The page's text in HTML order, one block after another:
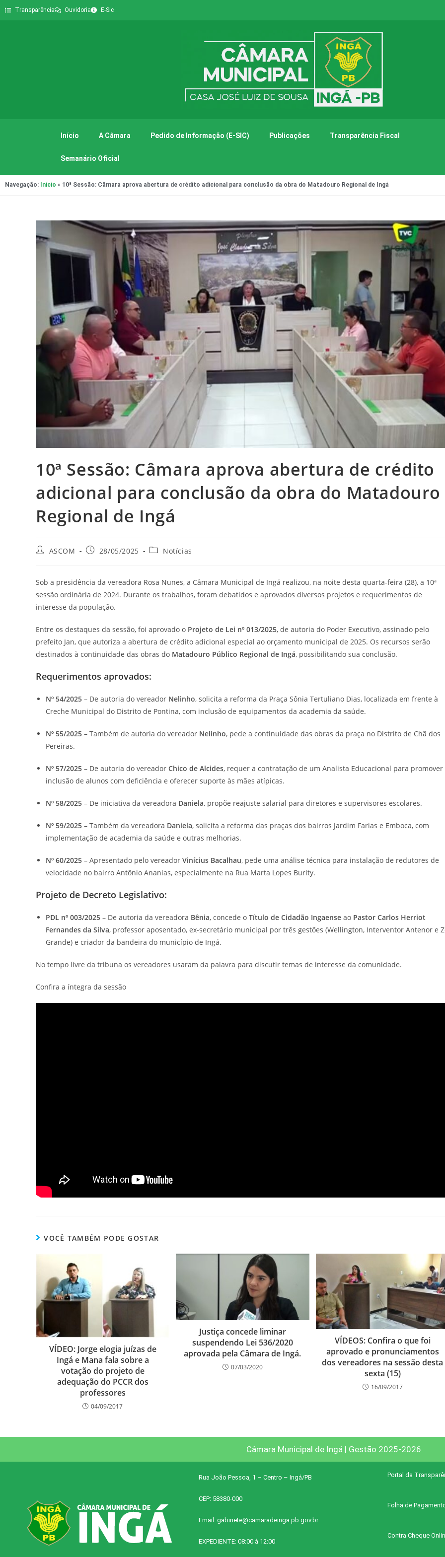
Transparência Ouvidoria E-Sic
Início A Câmara Pedido de Informação (E-SIC) Publicações Transparência Fiscal
Semanário Oficial
Navegação: Início » 10ª Sessão: Câmara aprova abertura de crédito adicional para conclusão da obra do Matadouro Regional de Ingá
10ª Sessão: Câmara aprova abertura de crédito
adicional para conclusão da obra do Matadouro
Regional de Ingá
ASCOM 28/05/2025 Notícias
Sob a presidência da vereadora Rosa Nunes, a Câmara Municipal de Ingá realizou, na noite desta quarta-feira (28), a 10ª
sessão ordinária de 2024. Durante os trabalhos, foram debatidos e aprovados diversos projetos e requerimentos de
interesse da população.
Entre os destaques da sessão, foi aprovado o Projeto de Lei nº 013/2025, de autoria do Poder Executivo, assinado pelo
prefeito Jan, que autoriza a abertura de crédito adicional especial ao orçamento municipal de 2025. Os recursos serão
destinados à continuidade das obras do Matadouro Público Regional de Ingá, possibilitando sua conclusão.
Requerimentos aprovados:
Nº 54/2025 – De autoria do vereador Nelinho, solicita a reforma da Praça Sônia Tertuliano Dias, localizada em frente à
Creche Municipal do Distrito de Pontina, com inclusão de equipamentos da academia da saúde.
Nº 55/2025 – Também de autoria do vereador Nelinho, pede a continuidade das obras da praça no Distrito de Chã dos
Pereiras.
Nº 57/2025 – De autoria do vereador Chico de Alcides, requer a contratação de um Analista Educacional para promover
inclusão de alunos com deficiência e oferecer suporte às mães atípicas.
Nº 58/2025 – De iniciativa da vereadora Daniela, propõe reajuste salarial para diretores e supervisores escolares.
Nº 59/2025 – Também da vereadora Daniela, solicita a reforma das praças dos bairros Jardim Farias e Emboca, com
implementação de academia da saúde e outras melhorias.
Nº 60/2025 – Apresentado pelo vereador Vinícius Bacalhau, pede uma análise técnica para instalação de redutores de
velocidade no bairro Antônio Ananias, especialmente na Rua Marta Lopes Burity.
Projeto de Decreto Legislativo:
PDL nº 003/2025 – De autoria da vereadora Bênia, concede o Título de Cidadão Ingaense ao Pastor Carlos Herriot
Fernandes da Silva, professor aposentado, ex-secretário municipal por três gestões (Wellington, Interventor Antenor e
Grande) e criador da bandeira do município de Ingá.
No tempo livre da tribuna os vereadores usaram da palavra para discutir temas de interesse da comunidade.
Confira a íntegra da sessão
VOCÊ TAMBÉM PODE GOSTAR
VÍDEO: Jorge elogia juízas de
Ingá e Mana fala sobre a
votação do projeto de
adequação do PCCR dos
professores
04/09/2017
Justiça concede liminar
suspendendo Lei 536/2020
aprovada pela Câmara de Ingá.
07/03/2020
VÍDEOS: Confira o que foi
aprovado e pronunciamentos
dos vereadores na sessão desta
sexta (15)
16/09/2017
Câmara Municipal de Ingá | Gestão 2025-2026
Rua João Pessoa, 1 – Centro – Ingá/PB
CEP: 58380-000
Email: gabinete@camaradeinga.pb.gov.br
EXPEDIENTE: 08:00 à 12:00
Portal da
Folha de
Contra Cheque